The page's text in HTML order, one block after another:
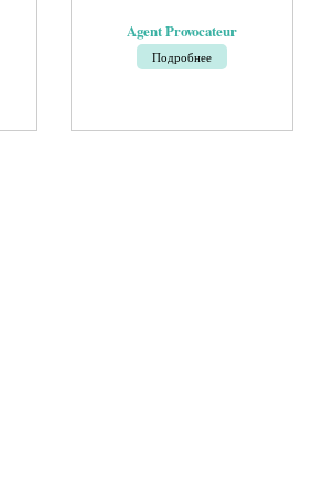
Agent Provocateur
Подробнее